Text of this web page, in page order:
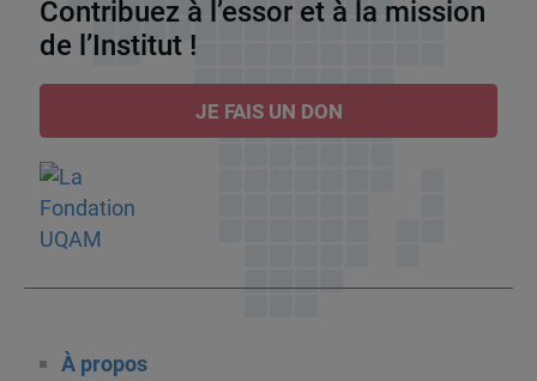
Contribuez à l’essor et à la mission
de l’Institut !
JE FAIS UN DON
À propos